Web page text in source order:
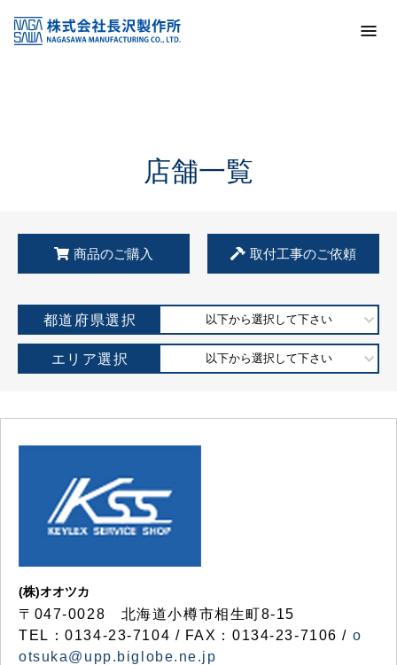
KSS加盟店・取扱店情報
店舗一覧
店舗一覧
商品のご購入 取付工事のご依頼
都道府県選択 以下から選択して下さい
エリア選択 以下から選択して下さい
(株)オオツカ
〒047-0028 北海道小樽市相生町8-15
TEL：0134-23-7104 / FAX：0134-23-7106 / o
otsuka@upp.biglobe.ne.jp